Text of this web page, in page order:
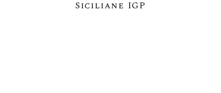
Siciliane IGP